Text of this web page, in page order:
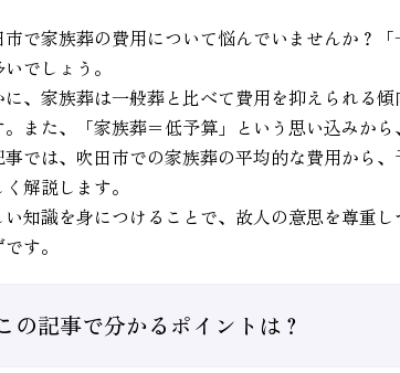
市で家族葬の費用について悩んでいませんか？
いでしょう。
に、家族葬は一般葬と比べて費用を抑えられる
。また、「家族葬＝低予算」という思い込みか
事では、吹田市での家族葬の平均的な費用から
解説します。
い知識を身につけることで、故人の意思を尊重
す。
の記事で分かるポイントは？